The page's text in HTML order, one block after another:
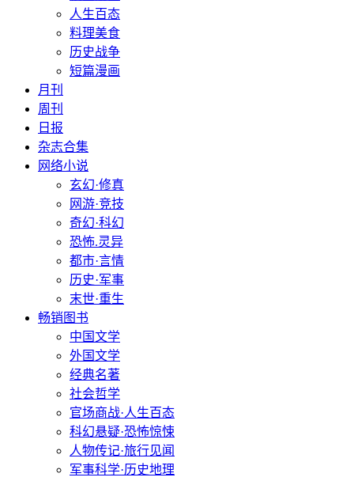
人生百态
料理美食
历史战争
短篇漫画
月刊
周刊
日报
杂志合集
网络小说
玄幻·修真
网游·竞技
奇幻·科幻
恐怖.灵异
都市·言情
历史·军事
末世·重生
畅销图书
中国文学
外国文学
经典名著
社会哲学
官场商战·人生百态
科幻悬疑·恐怖惊悚
人物传记·旅行见闻
军事科学·历史地理